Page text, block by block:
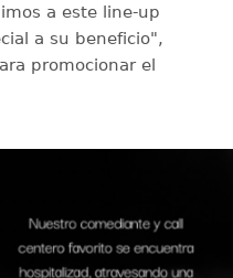
a este line-up
a su beneficio",
promocionar el